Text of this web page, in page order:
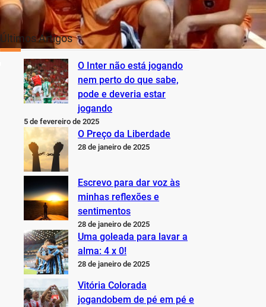
Últimos Artigos
O Inter não está jogando
nem perto do que sabe,
pode e deveria estar
jogando
5 de fevereiro de 2025
O Preço da Liberdade
28 de janeiro de 2025
Escrevo para dar voz às
minhas reflexões e
sentimentos
28 de janeiro de 2025
Uma goleada para lavar a
alma: 4 x 0!
28 de janeiro de 2025
Vitória Colorada
jogandobem de pé em pé e